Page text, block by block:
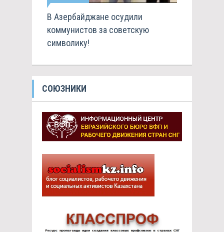
В Азербайджане осудили
коммунистов за советскую
символику!
СОЮЗНИКИ